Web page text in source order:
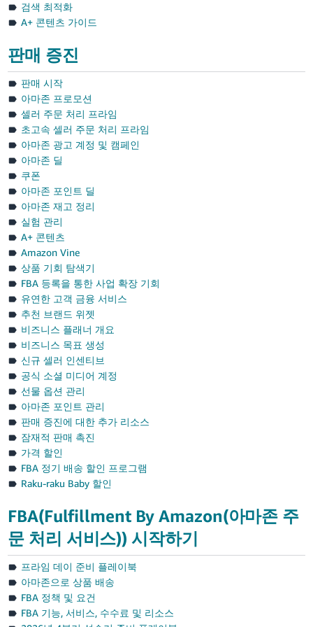
검색 최적화
A+ 콘텐츠 가이드
판매 증진
판매 시작
아마존 프로모션
셀러 주문 처리 프라임
초고속 셀러 주문 처리 프라임
아마존 광고 계정 및 캠페인
아마존 딜
쿠폰
아마존 포인트 딜
아마존 재고 정리
실험 관리
A+ 콘텐츠
Amazon Vine
상품 기회 탐색기
FBA 등록을 통한 사업 확장 기회
유연한 고객 금융 서비스
추천 브랜드 위젯
비즈니스 플래너 개요
비즈니스 목표 생성
신규 셀러 인센티브
공식 소셜 미디어 계정
선물 옵션 관리
아마존 포인트 관리
판매 증진에 대한 추가 리소스
잠재적 판매 촉진
가격 할인
FBA 정기 배송 할인 프로그램
Raku-raku Baby 할인
FBA(Fulfillment By Amazon(아마존 주
문 처리 서비스)) 시작하기
프라임 데이 준비 플레이북
아마존으로 상품 배송
FBA 정책 및 요건
FBA 기능, 서비스, 수수료 및 리소스